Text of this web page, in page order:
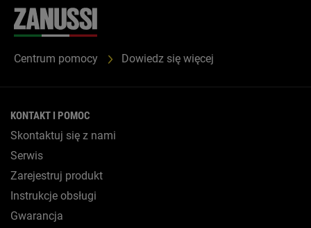
Centrum pomocy Dowiedz się więcej
KONTAKT I POMOC
Skontaktuj się z nami
Serwis
Zarejestruj produkt
Instrukcje obsługi
Gwarancja